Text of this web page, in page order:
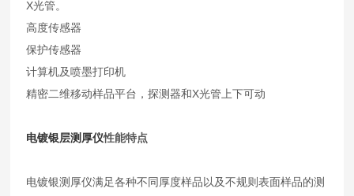
X光管。
高度传感器
保护传感器
计算机及喷墨打印机
精密二维移动样品平台，探测器和X光管上下可动
电镀银层测厚仪性能特点
电镀银测厚仪满足各种不同厚度样品以及不规则表面样品的测